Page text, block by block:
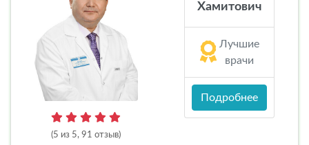
(5 из 5, 91 отзыв)
Хамитович
Лучшие
врачи
Подробнее